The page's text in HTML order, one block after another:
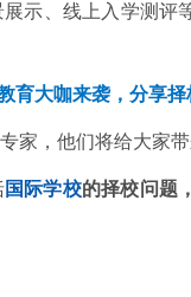
示、线上入学测评
育大咖来袭，分享
家，他们将给大家
国际学校的择校问题